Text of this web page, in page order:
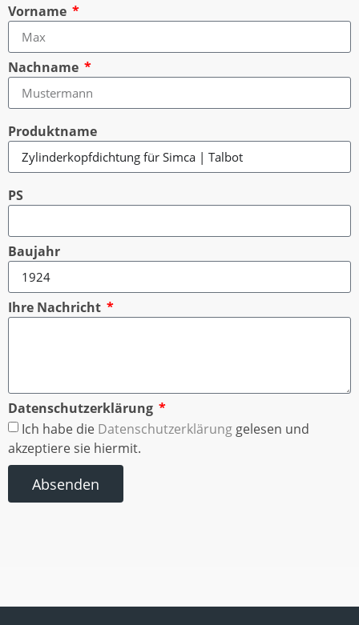
Vorname
Nachname
Produktname
PS
Baujahr
Ihre Nachricht
Datenschutzerklärung
Ich habe die Datenschutzerklärung gelesen und
akzeptiere sie hiermit.
Absenden